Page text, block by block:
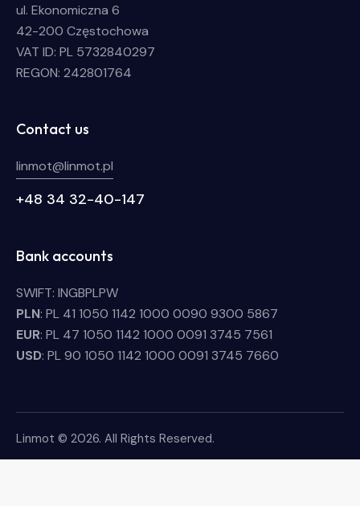
ul. Ekonomiczna 6
42-200 Częstochowa
VAT ID: PL 5732840297
REGON: 242801764
Contact us
linmot@linmot.pl
+48 34 32-40-147
Bank accounts
SWIFT: INGBPLPW
PLN: PL 41 1050 1142 1000 0090 9300 5867
EUR: PL 47 1050 1142 1000 0091 3745 7561
USD: PL 90 1050 1142 1000 0091 3745 7660
Linmot © 2026. All Rights Reserved.